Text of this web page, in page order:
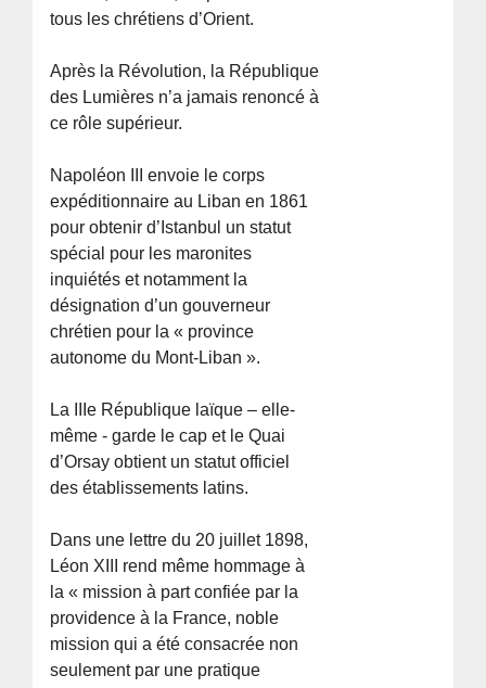
tous les chrétiens d’Orient.
Après la Révolution, la République
des Lumières n’a jamais renoncé à
ce rôle supérieur.
Napoléon III envoie le corps
expéditionnaire au Liban en 1861
pour obtenir d’Istanbul un statut
spécial pour les maronites
inquiétés et notamment la
désignation d’un gouverneur
chrétien pour la « province
autonome du Mont-Liban ».
La IIIe République laïque – elle-
même - garde le cap et le Quai
d’Orsay obtient un statut officiel
des établissements latins.
Dans une lettre du 20 juillet 1898,
Léon XIII rend même hommage à
la « mission à part confiée par la
providence à la France, noble
mission qui a été consacrée non
seulement par une pratique